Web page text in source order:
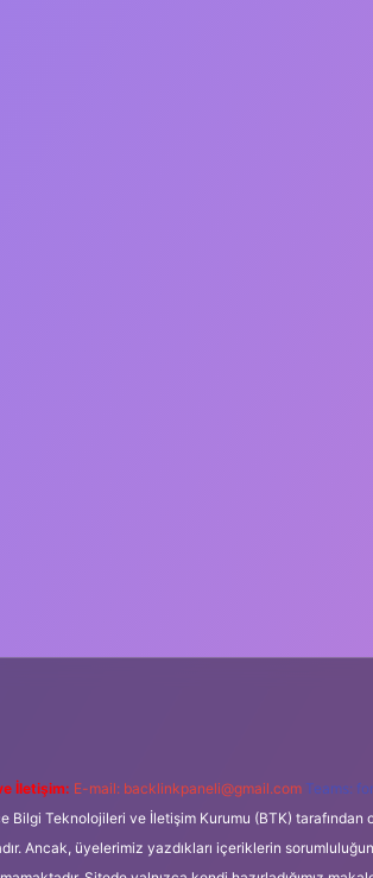
İletişim: E-mail: backlinkpaneli@gmail.com Teams:
Bilgi Teknolojileri ve İletişim Kurumu (BTK)
Ancak, üyelerimiz yazdıkları içeriklerin